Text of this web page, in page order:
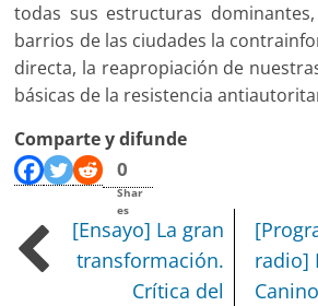
todas sus estructuras
barrios de las ciudades la
directa, la reapropiación de
básicas de la resistencia
Comparte y difunde
0
Shar
es
[Ensayo] La gran
transformación.
Crítica del
radio]